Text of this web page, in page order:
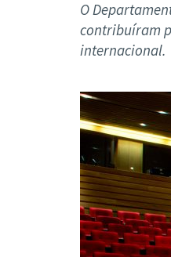
O
contribuíram
internacional.